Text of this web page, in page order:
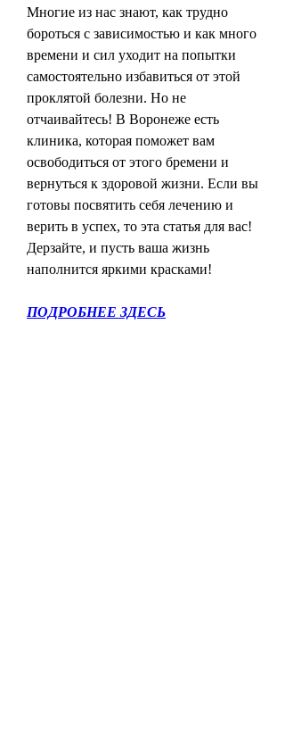
Многие из нас знают, как трудно
бороться с зависимостью и как много
времени и сил уходит на попытки
самостоятельно избавиться от этой
проклятой болезни. Но не
отчаивайтесь! В Воронеже есть
клиника, которая поможет вам
освободиться от этого бремени и
вернуться к здоровой жизни. Если вы
готовы посвятить себя лечению и
верить в успех, то эта статья для вас!
Дерзайте, и пусть ваша жизнь
наполнится яркими красками!
ПОДРОБНЕЕ ЗДЕСЬ